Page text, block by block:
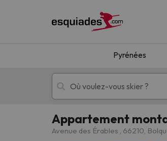
Pyrénées
Séjours au ski
Appartement
Avenue des Érables , 66210,